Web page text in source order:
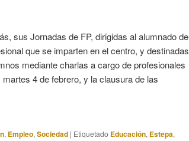
sus Jornadas de FP, dirigidas al alumnado de
que se imparten en el centro, y destinadas
mediante charlas a cargo de profesionales
4 de febrero, y la clausura de las
, Empleo, Sociedad | Etiquetado Educación, Estepa,